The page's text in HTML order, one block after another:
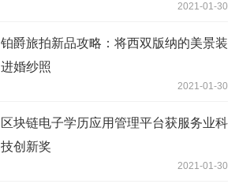
2021-01-30
铂爵旅拍新品攻略：将西双版纳的美景装
进婚纱照
2021-01-30
区块链电子学历应用管理平台获服务业科
技创新奖
2021-01-30